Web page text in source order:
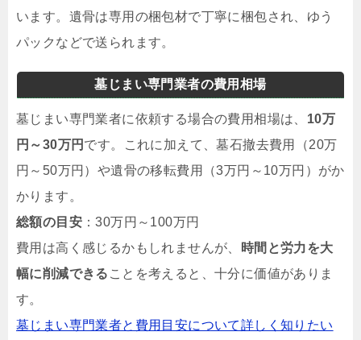
います。遺骨は専用の梱包材で丁寧に梱包され、ゆう
パックなどで送られます。
墓じまい専門業者の費用相場
墓じまい専門業者に依頼する場合の費用相場は、 10万
円～30万円 です。これに加えて、墓石撤去費用（20万
円～50万円）や遺骨の移転費用（3万円～10万円）がか
かります。
総額の目安 ：30万円～100万円
費用は高く感じるかもしれませんが、
時間と労力を大
幅に削減できる ことを考えると、十分に価値がありま
す。
墓じまい専門業者と費用目安について詳しく知りたい